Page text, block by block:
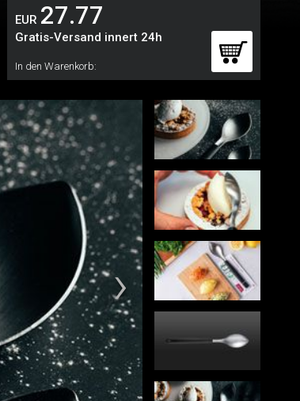
EUR 27.77
Gratis-Versand innert 24h
In den Warenkorb: